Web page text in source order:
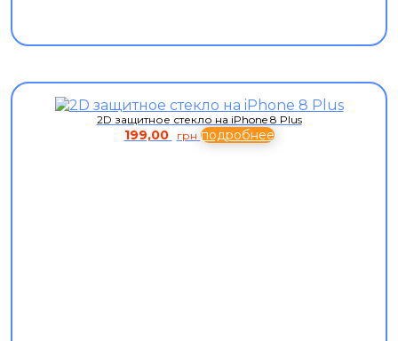
2D защитное стекло на iPhone 8 Plus
199,00 грн подробнее